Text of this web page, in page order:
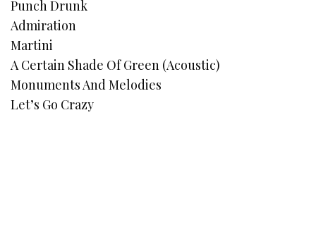
Punch Drunk
Admiration
Martini
A Certain Shade Of Green (Acoustic)
Monuments And Melodies
Let’s Go Crazy